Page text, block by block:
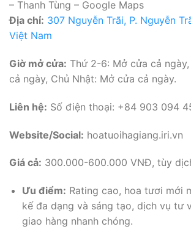
– Thanh Tùng – Google Maps
Địa chỉ: 307 Nguyễn Trãi, P. Nguyễn
Việt Nam
Giờ mở cửa: Thứ 2-6: Mở cửa cả
cả ngày, Chủ Nhật: Mở cửa cả ngày.
Liên hệ: Số điện thoại: +84 903 094
Website/Social: hoatuoihagiang.iri.vn
Giá cả: 300.000-600.000 VNĐ, tùy
Ưu điểm: Rating cao, hoa tươi mới
kế đa dạng và sáng tạo, dịch vụ tư
giao hàng nhanh chóng.